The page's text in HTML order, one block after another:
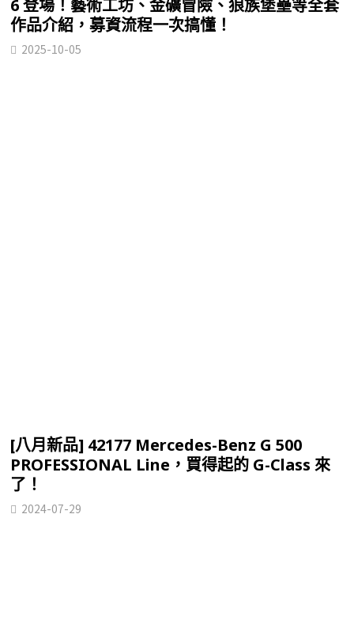
6 登場！藝術工坊、金礦冒險、狼族堡壘等全套
作品介紹，募資流程一次搞懂！
2025-10-05
[八月新品] 42177 Mercedes-Benz G 500
PROFESSIONAL Line，買得起的 G-Class 來
了！
2024-07-29